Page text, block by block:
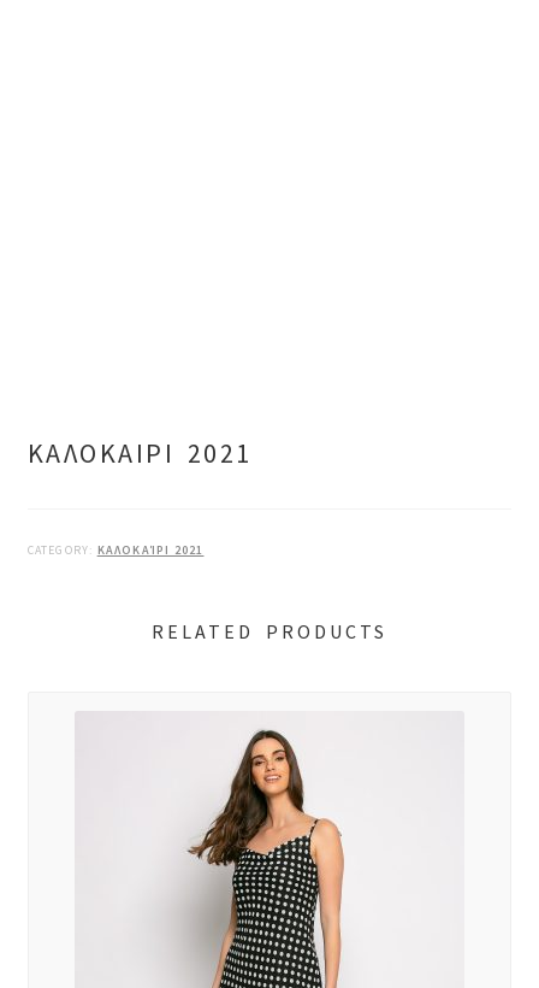
ΚΑΛΟΚΑΙΡΙ 2021
CATEGORY: ΚΑΛΟΚΑΊΡΙ 2021
RELATED PRODUCTS